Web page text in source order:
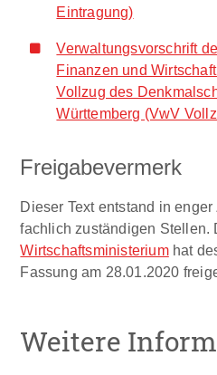
Eintragung)
Verwaltungsvorschrift
Finanzen und
Vollzug des
Württemberg (VwV
Freigabevermerk
Dieser Text entstand in
fachlich zuständigen Stellen.
Wirtschaftsministeriumhat
Fassung am 28.01.2020
Weitere